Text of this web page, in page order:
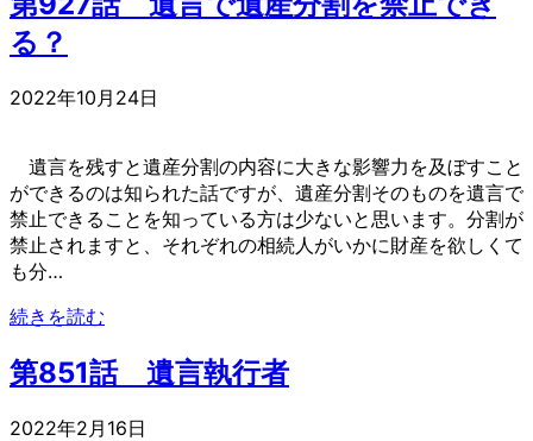
る？
2022年10月24日
遺言を残すと遺産分割の内容に大きな影響力を及ぼすこと
ができるのは知られた話ですが、遺産分割そのものを遺言で
禁止できることを知っている方は少ないと思います。分割が
禁止されますと、それぞれの相続人がいかに財産を欲しくて
も分…
続きを読む
第851話 遺言執行者
2022年2月16日